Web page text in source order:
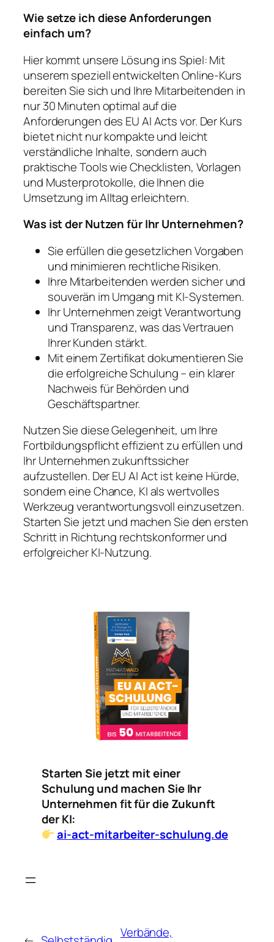
Wie setze ich diese Anforderungen
einfach um?
Hier kommt unsere Lösung ins Spiel: Mit
unserem speziell entwickelten Online-Kurs
bereiten Sie sich und Ihre Mitarbeitenden in
nur 30 Minuten optimal auf die
Anforderungen des EU AI Acts vor. Der Kurs
bietet nicht nur kompakte und leicht
verständliche Inhalte, sondern auch
praktische Tools wie Checklisten, Vorlagen
und Musterprotokolle, die Ihnen die
Umsetzung im Alltag erleichtern.
Was ist der Nutzen für Ihr Unternehmen?
Sie erfüllen die gesetzlichen Vorgaben
und minimieren rechtliche Risiken.
Ihre Mitarbeitenden werden sicher und
souverän im Umgang mit KI-Systemen.
Ihr Unternehmen zeigt Verantwortung
und Transparenz, was das Vertrauen
Ihrer Kunden stärkt.
Mit einem Zertifikat dokumentieren Sie
die erfolgreiche Schulung – ein klarer
Nachweis für Behörden und
Geschäftspartner.
Nutzen Sie diese Gelegenheit, um Ihre
Fortbildungspflicht effizient zu erfüllen und
Ihr Unternehmen zukunftssicher
aufzustellen. Der EU AI Act ist keine Hürde,
sondern eine Chance, KI als wertvolles
Werkzeug verantwortungsvoll einzusetzen.
Starten Sie jetzt und machen Sie den ersten
Schritt in Richtung rechtskonformer und
erfolgreicher KI-Nutzung.
Starten Sie jetzt mit einer
Schulung und machen Sie Ihr
Unternehmen fit für die Zukunft
der KI:
ai-act-mitarbeiter-schulung.de
Verbände,